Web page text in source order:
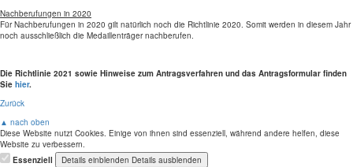
Nachberufungen in 2020
Für Nachberufungen in 2020 gilt natürlich noch die Richtlinie 2020. Somit werden in diesem Jahr
noch ausschließlich die Medaillenträger nachberufen.
Die Richtlinie 2021 sowie Hinweise zum Antragsverfahren und das Antragsformular finden
Sie hier.
Zurück
▲ nach oben
Diese Website nutzt Cookies. Einige von ihnen sind essenziell, während andere helfen, diese
Website zu verbessern.
Essenziell
Details einblenden Details ausblenden